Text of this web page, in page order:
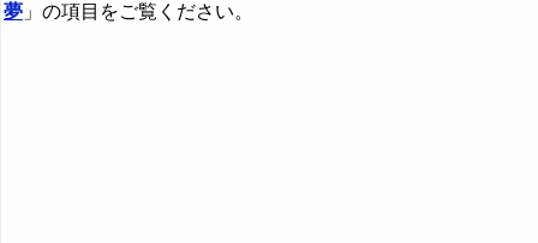
夢 」の項目をご覧ください。